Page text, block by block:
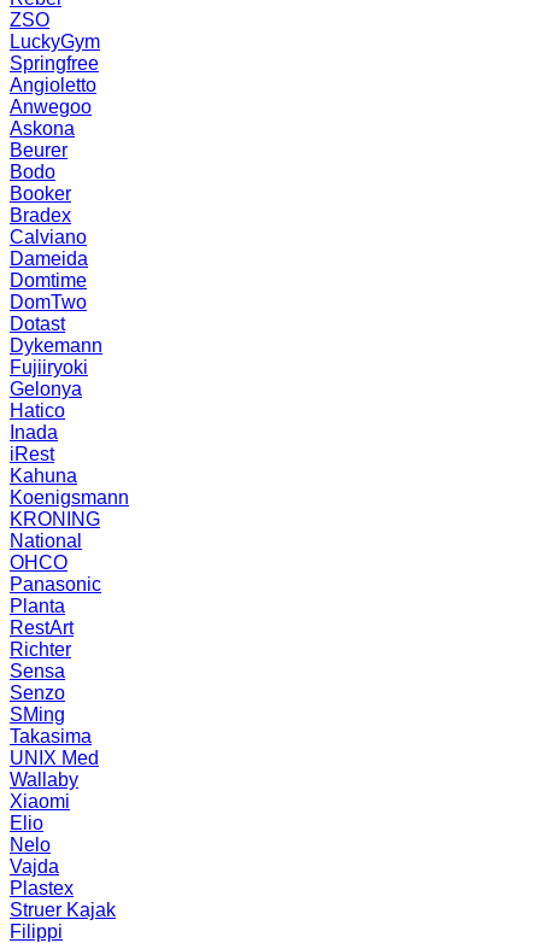
ZSO
LuckyGym
Springfree
Angioletto
Anwegoo
Askona
Beurer
Bodo
Booker
Bradex
Calviano
Dameida
Domtime
DomTwo
Dotast
Dykemann
Fujiiryoki
Gelonya
Hatico
Inada
iRest
Kahuna
Koenigsmann
KRONING
National
OHCO
Panasonic
Planta
RestArt
Richter
Sensa
Senzo
SMing
Takasima
UNIX Med
Wallaby
Xiaomi
Elio
Nelo
Vajda
Plastex
Struer Kajak
Filippi